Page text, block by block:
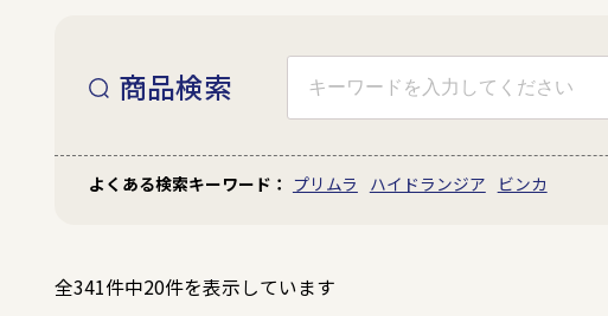
商品検索
赤色 青色
春
プリムラ ハイドランジア ビンカ
全341件中20件を表示しています